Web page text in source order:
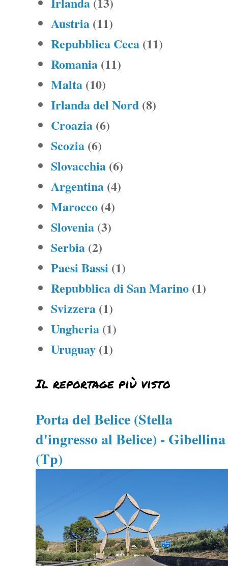
Austria (11)
Repubblica Ceca (11)
Romania (11)
Malta (10)
Irlanda del Nord (8)
Croazia (6)
Scozia (6)
Slovacchia (6)
Argentina (4)
Marocco (4)
Slovenia (3)
Serbia (2)
Paesi Bassi (1)
Repubblica di San Marino (1)
Svizzera (1)
Ungheria (1)
Uruguay (1)
Il reportage più visto
Porta del Belice (Stella
d'ingresso al Belice) - Gibellina
(Tp)